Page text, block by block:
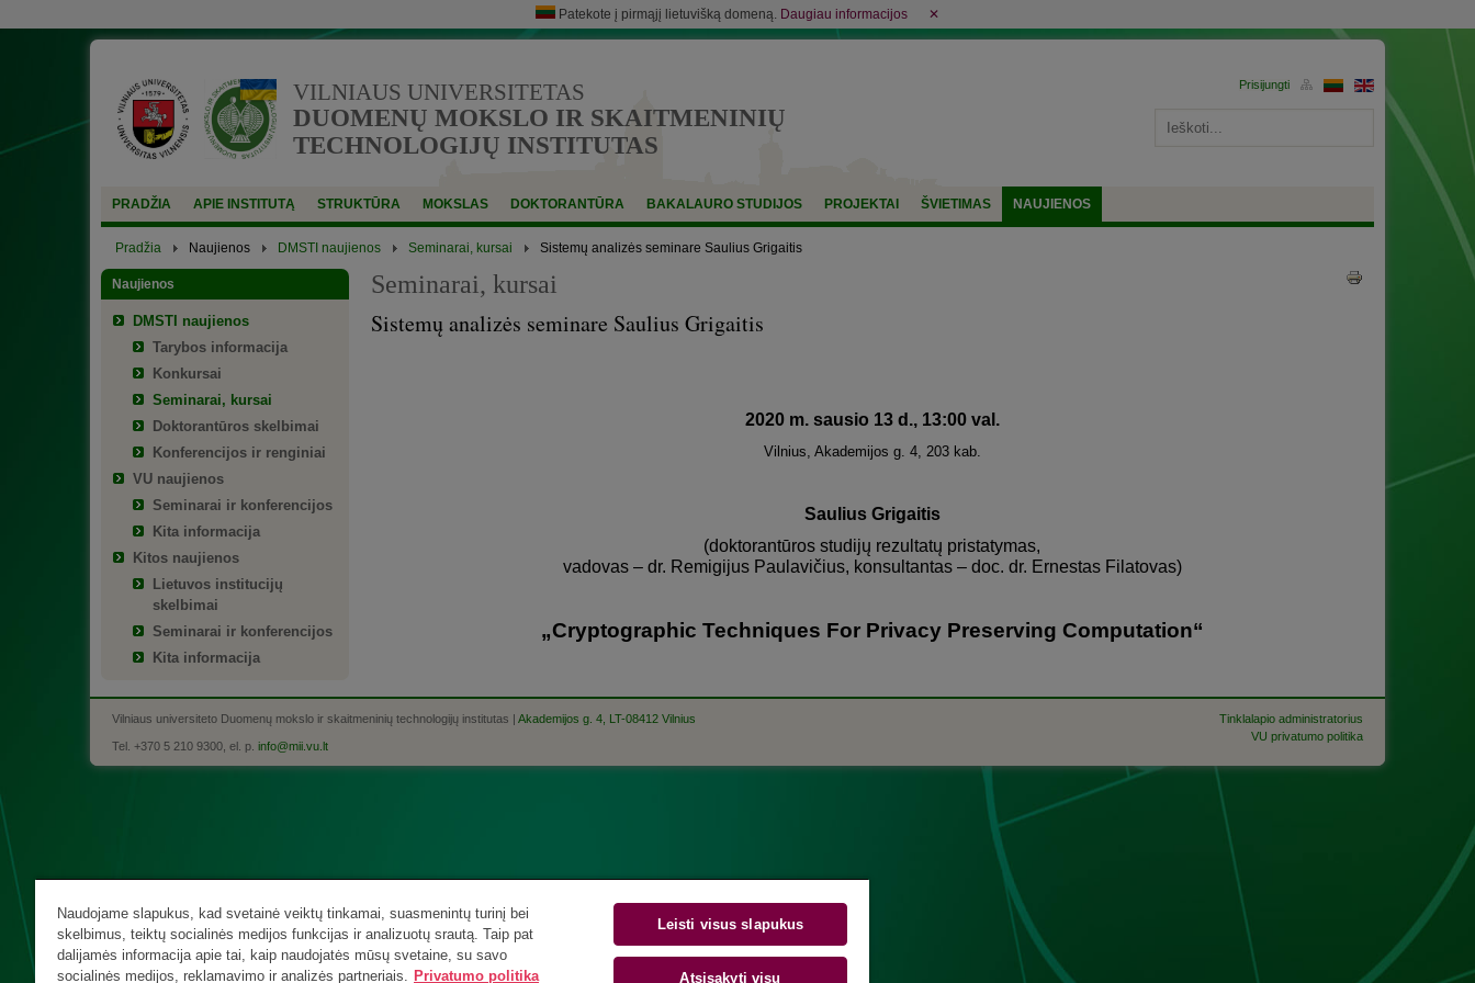
Patekote į pirmąjį lietuvišką domeną. Daugiau informacijos ✕
VILNIAUS UNIVERSITETAS
DUOMENŲ MOKSLO IR SKAITMENINIŲ
TECHNOLOGIJŲ INSTITUTAS
PRADŽIA APIE INSTITUTĄ STRUKTŪRA MOKSLAS DOKTORANTŪRA BAKALAURO STUDIJOS PROJEKTAI ŠVIETIMAS NAUJIENOS
Pradžia Naujienos DMSTI naujienos Seminarai, kursai Sistemų analizės seminare Saulius Grigaitis
Naujienos
DMSTI naujienos
Tarybos informacija
Konkursai
Seminarai, kursai
Doktorantūros skelbimai
Konferencijos ir renginiai
VU naujienos
Seminarai ir konferencijos
Kita informacija
Kitos naujienos
Lietuvos institucijų
skelbimai
Seminarai ir konferencijos
Kita informacija
Seminarai, kursai
Sistemų analizės seminare Saulius Grigaitis
2020 m. sausio 13 d., 13:00 val.
Vilnius, Akademijos g. 4, 203 kab.
Saulius Grigaitis
(doktorantūros studijų rezultatų pristatymas,
vadovas – dr. Remigijus Paulavičius, konsultantas – doc. dr. Ernestas Filatovas)
„Cryptographic Techniques For Privacy Preserving Computation“
Vilniaus universiteto Duomenų mokslo ir skaitmeninių technologijų institutas | Akademijos g. 4, LT-08412 Vilnius
Tel. +370 5 210 9300, el. p. info@mii.vu.lt
Tinklalapio administratorius
VU privatumo politika
Naudojame slapukus, kad svetainė veiktų tinkamai, suasmenintų turinį bei
skelbimus, teiktų socialinės medijos funkcijas ir analizuotų srautą. Taip pat
dalijamės informacija apie tai, kaip naudojatės mūsų svetaine, su savo
socialinės medijos, reklamavimo ir analizės partneriais. Privatumo politika
Leisti visus slapukus
Atsisakyti visų